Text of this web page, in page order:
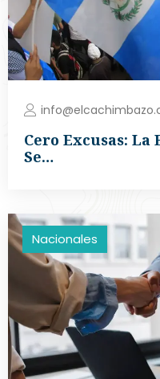
Cero Excusas:
Se…
Nacionales